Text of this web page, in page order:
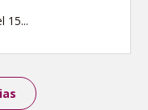
15...